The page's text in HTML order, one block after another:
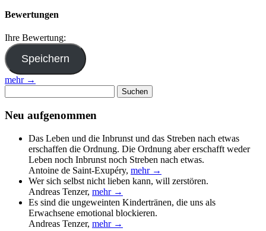
Bewertungen
Ihre Bewertung:
mehr →
nach:
Neu aufgenommen
Das Leben und die Inbrunst und das Streben nach etwas
erschaffen die Ordnung. Die Ordnung aber erschafft weder
Leben noch Inbrunst noch Streben nach etwas.
Antoine de Saint-Exupéry, mehr →
Wer sich selbst nicht lieben kann, will zerstören.
Andreas Tenzer, mehr →
Es sind die ungeweinten Kindertränen, die uns als
Erwachsene emotional blockieren.
Andreas Tenzer, mehr →